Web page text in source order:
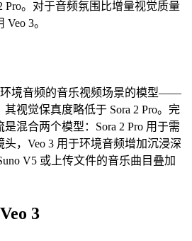
Pro。对于音频氛围比增量视觉质量
3。
环境音频的音乐视频场景的模型——
视觉保真度略低于 Sora 2 Pro。完
混合两个模型：Sora 2 Pro 用于需
，Veo 3 用于环境音频增加沉浸深
V5 或上传文件的音乐曲目叠加
Veo 3